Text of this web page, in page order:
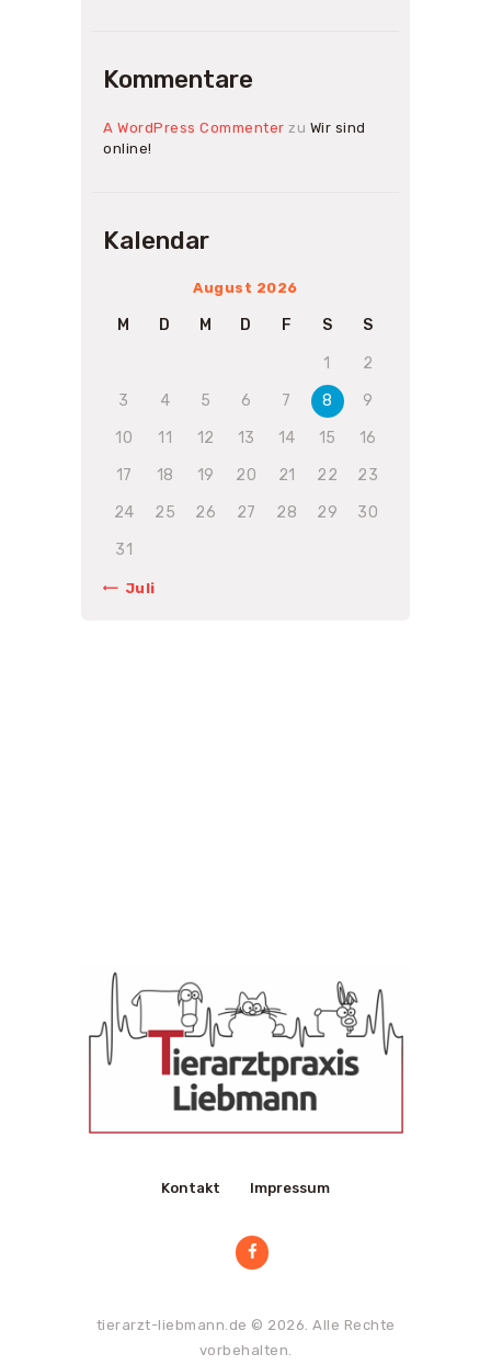
Kommentare
A WordPress Commenter zu Wir sind
online!
Kalendar
August 2026
M D M D F S S
1
2
3
4 5 6 7 8
9
10
11 12 13 14 15
16
17
18 19 20 21 22
23
24
25 26 27 28 29
30
31
« Juli
Kontakt Impressum
tierarzt-liebmann.de © 2026. Alle Rechte
vorbehalten.